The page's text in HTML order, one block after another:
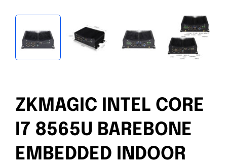
ZKMAGIC INTEL CORE
I7 8565U BAREBONE
EMBEDDED INDOOR